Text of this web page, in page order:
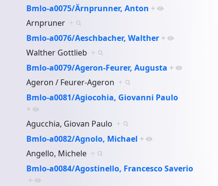
Bmlo-a0075/Ärnprunner, Anton +
Arnpruner +
Bmlo-a0076/Aeschbacher, Walther +
Walther Gottlieb +
Bmlo-a0079/Ageron-Feurer, Augusta +
Ageron / Feurer-Ageron +
Bmlo-a0081/Agiocohia, Giovanni Paulo
+
Agucchia, Giovan Paulo +
Bmlo-a0082/Agnolo, Michael +
Angello, Michele +
Bmlo-a0084/Agostinello, Francesco Saverio
+